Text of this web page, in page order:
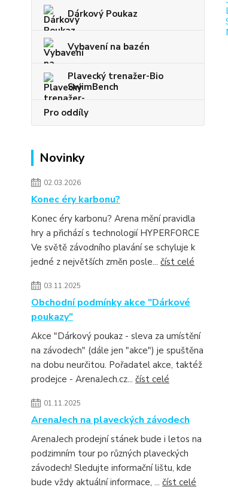
Dárkový Poukaz
Vybavení na bazén
Plavecký trenažer-Bio
SwimBench
Pro oddíly
Novinky
02.03.2026
Konec éry karbonu?
Konec éry karbonu? Arena mění pravidla
hry a přichází s technologií HYPERFORCE
Ve světě závodního plavání se schyluje k
jedné z největších změn posle... číst celé
03.11.2025
Obchodní podmínky akce "Dárkové
poukazy"
Akce "Dárkový poukaz - sleva za umístění
na závodech" (dále jen "akce") je spuštěna
na dobu neurčitou. Pořadatel akce, taktéž
prodejce - ArenaJech.cz... číst celé
01.11.2025
ArenaJech na plaveckých závodech
ArenaJech prodejní stánek bude i letos na
podzimním tour po různých plaveckých
závodech! Sledujte informační lištu, kde
bude vždy aktuální informace, ... číst celé